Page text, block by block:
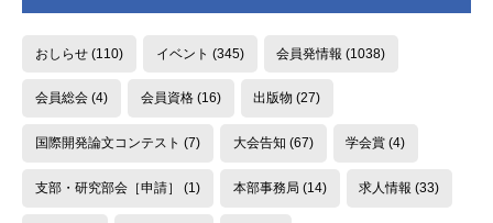
おしらせ(110) イベント (345) 会員発情報 (1038)
会員総会(4) 会員資格(16) 出版物 (27)
国際開発論文コンテスト (7) 大会告知 (67) 学会賞 (4)
支部・研究部会［申請］ (1) 本部事務局 (14) 求人情報 (33)